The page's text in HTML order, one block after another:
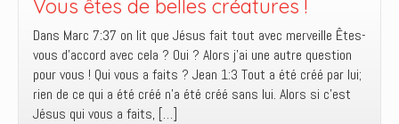
Vous êtes de belles créatures !
Dans Marc 7:37 on lit que Jésus fait tout avec merveille Êtes-
vous d’accord avec cela ? Oui ? Alors j’ai une autre question
pour vous ! Qui vous a faits ? Jean 1:3 Tout a été créé par lui;
rien de ce qui a été créé n’a été créé sans lui. Alors si c’est
Jésus qui vous a faits, […]